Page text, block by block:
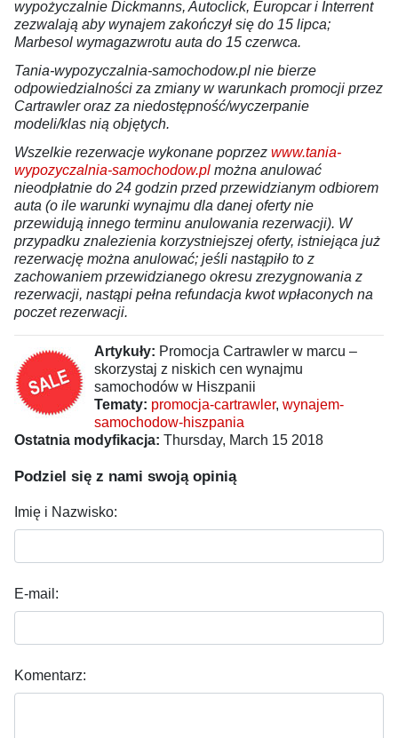
wypożyczalnie Dickmanns, Autoclick, Europcar i Interrent
zezwalają aby wynajem zakończył się do 15 lipca;
Marbesol wymagazwrotu auta do 15 czerwca.
Tania-wypozyczalnia-samochodow.pl nie bierze
odpowiedzialności za zmiany w warunkach promocji przez
Cartrawler oraz za niedostępność/wyczerpanie
modeli/klas nią objętych.
Wszelkie rezerwacje wykonane poprzez www.tania-
wypozyczalnia-samochodow.pl można anulować
nieodpłatnie do 24 godzin przed przewidzianym odbiorem
auta (o ile warunki wynajmu dla danej oferty nie
przewidują innego terminu anulowania rezerwacji). W
przypadku znalezienia korzystniejszej oferty, istniejąca już
rezerwację można anulować; jeśli nastąpiło to z
zachowaniem przewidzianego okresu zrezygnowania z
rezerwacji, nastąpi pełna refundacja kwot wpłaconych na
poczet rezerwacji.
Artykuły: Promocja Cartrawler w marcu –
skorzystaj z niskich cen wynajmu
samochodów w Hiszpanii
Tematy: promocja-cartrawler, wynajem-
samochodow-hiszpania
Ostatnia modyfikacja: Thursday, March 15 2018
Podziel się z nami swoją opinią
Imię i Nazwisko:
E-mail:
Komentarz: